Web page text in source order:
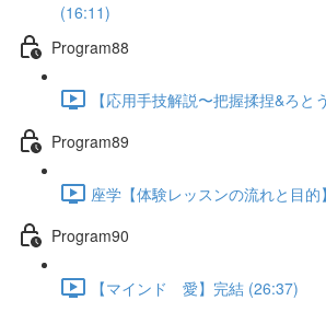
(16:11)
Program88
【応用手技解説〜把握揉捏&ろと
Program89
座学【体験レッスンの流れと目
Program90
【マインド 愛】完結 (26:37)